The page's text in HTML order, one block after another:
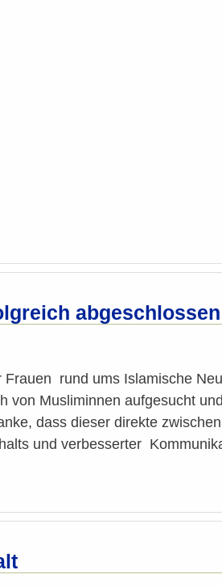
abgeschlossen
rund ums Islamische
von Musliminnen aufgesucht
dass dieser direkte
und verbesserter